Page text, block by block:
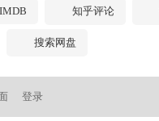
知乎评论
搜索网盘
登录